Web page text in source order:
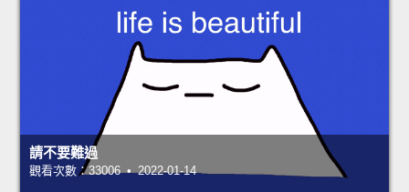
請不要難過
觀看次數：33006 • 2022-01-14